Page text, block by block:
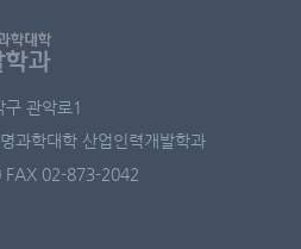
관악로1
과학대학 산업인력개발학과
FAX 02-873-2042